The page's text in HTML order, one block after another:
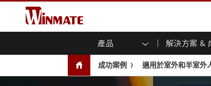
產品 解決方案 &
企業移動通訊電腦
強固觸控筆記型電腦
強固型機器人控制器
農業機械解決方案
關於融程
保證聲明
行銷入口網站
最新產品
展會活動
成功案例 適用於室外和半室外